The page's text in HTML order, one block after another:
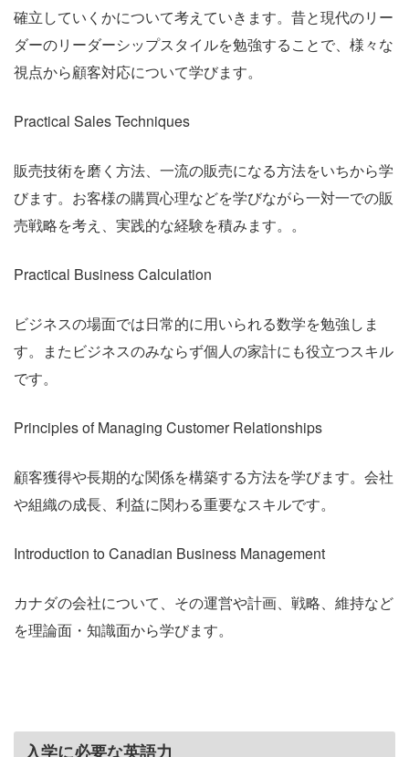
確立していくかについて考えていきます。昔と現代のリー
ダーのリーダーシップスタイルを勉強することで、様々な
視点から顧客対応について学びます。
Practical Sales Techniques
販売技術を磨く方法、一流の販売になる方法をいちから学
びます。お客様の購買心理などを学びながら一対一での販
売戦略を考え、実践的な経験を積みます。。
Practical Business Calculation
ビジネスの場面では日常的に用いられる数学を勉強しま
す。またビジネスのみならず個人の家計にも役立つスキル
です。
Principles of Managing Customer Relationships
顧客獲得や長期的な関係を構築する方法を学びます。会社
や組織の成長、利益に関わる重要なスキルです。
Introduction to Canadian Business Management
カナダの会社について、その運営や計画、戦略、維持など
を理論面・知識面から学びます。
入学に必要な英語力